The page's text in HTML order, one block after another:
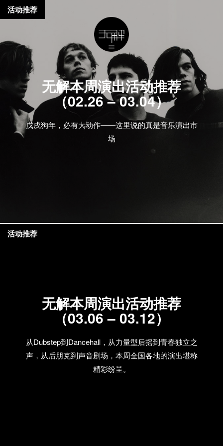
无解本周演出活动推荐
（02.26 – 03.04）
戊戌狗年，必有大动作——这里说的真是音乐演出市
场
活动推荐
无解本周演出活动推荐
（03.06 – 03.12）
从Dubstep到Dancehall，从力量型后摇到青春独立之
声，从后朋克到声音剧场，本周全国各地的演出堪称
精彩纷呈。
活动推荐